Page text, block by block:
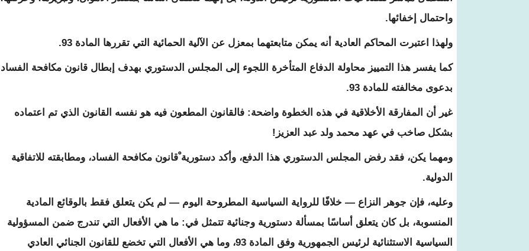
واحتمال إخفائها.
ولهذا اعتبرت المحاكم العادية أنه يمكن متابعتهما بمعزل عن الآلية الحمائية التي تقررها المادة 93.
كما يفسر هذا التمييز محاولة الدفاع المتأخرة اللجوء إلى المجلس الدستوري بهدف إبطال قانون مكافحة الفساد
بدعوى مخالفته للمادة 93.
غير أن المفارقة الأخلاقية في هذه الخطوة واضحة: فالقانون المطعون فيه هو نفسه القانون الذي تم اعتماده
بشكل صاخب في عهد محمد ولد عبد العزيز!
ومهما يكن، فقد رفض المجلس الدستوري هذا الدفع، وأكد دستورية ْقانون مكافحة الفساد، ومطابقته للاتفاقية
الدولية.
وعليه، فإن جوهر النزاع — خلافًا للرواية السياسية المطروحة اليوم — لم يكن يتعلق فقط بالوقائع المادية
المنسوبة، بل كان يتعلق أساسًا بمسألة دستورية وجنائية تتمثل في: ما هي الأفعال التي تندرج ضمن المسؤولية
السياسية الاستثنائية لرئيس الجمهورية وفق المادة 93، وما هي الأفعال التي تخضع للقانون الجنائي العادي